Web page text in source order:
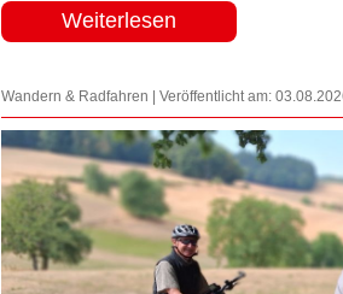
Weiterlesen
Wandern & Radfahren | Veröffentlicht am: